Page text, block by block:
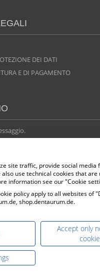
DEI DATI
E DI PAGAMENTO
site traffic, provide social media
use technical cookies that are
information see our "Cookie
policy apply to all websites of
shop.dentaurum.de.
Accept only